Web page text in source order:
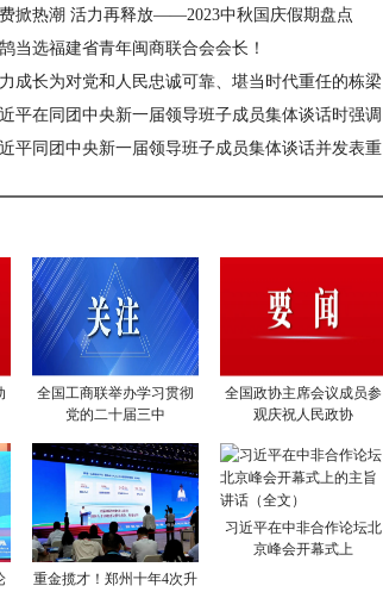
掀热潮 活力再释放——2023中秋国庆假期盘点
当选福建省青年闽商联合会会长！
成长为对党和人民忠诚可靠、堪当时代重任的栋梁
平在同团中央新一届领导班子成员集体谈话时强调
肩负起
平同团中央新一届领导班子成员集体谈话并发表重
全国工商联举办学习贯彻
党的二十届三中
全国政协主席会议成员参
观庆祝人民政协
重金揽才！郑州十年4次升
习近平在中非合作论坛北
京峰会开幕式上